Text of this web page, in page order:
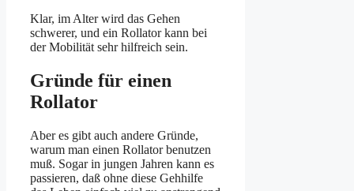
Klar, im Alter wird das Gehen
schwerer, und ein Rollator kann bei
der Mobilität sehr hilfreich sein.
Gründe für einen
Rollator
Aber es gibt auch andere Gründe,
warum man einen Rollator benutzen
muß. Sogar in jungen Jahren kann es
passieren, daß ohne diese Gehhilfe